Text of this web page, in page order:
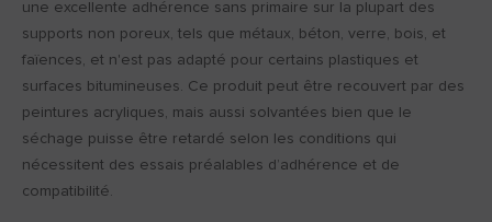
une excellente adhérence sans primaire sur la plupart des
supports non poreux, tels que métaux, béton, verre, bois, et
faïences, et n'est pas adapté pour certains plastiques et
surfaces bitumineuses. Ce produit peut être recouvert par des
peintures acryliques, mais aussi solvantées bien que le
séchage puisse être retardé selon les conditions qui
nécessitent des essais préalables d’adhérence et de
compatibilité.